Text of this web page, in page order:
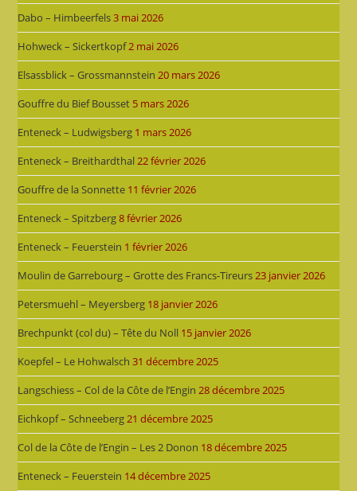
Dabo – Himbeerfels3 mai 2026
Hohweck – Sickertkopf2 mai 2026
Elsassblick – Grossmannstein 20 mars 2026
Gouffre du Bief Bousset 5 mars 2026
Enteneck – Ludwigsberg 1 mars 2026
Enteneck – Breithardthal22 février 2026
Gouffre de la Sonnette 11 février 2026
Enteneck – Spitzberg8 février 2026
Enteneck – Feuerstein 1 février 2026
Moulin de Garrebourg – Grotte des Francs-Tireurs23 janvier 2026
Petersmuehl – Meyersberg 18 janvier 2026
Brechpunkt (col du) – Tête du Noll 15 janvier 2026
Koepfel – Le Hohwalsch 31 décembre 2025
Langschiess – Col de la Côte de l’Engin 28 décembre 2025
Eichkopf – Schneeberg21 décembre 2025
Col de la Côte de l’Engin – Les 2 Donon 18 décembre 2025
Enteneck – Feuerstein 14 décembre 2025